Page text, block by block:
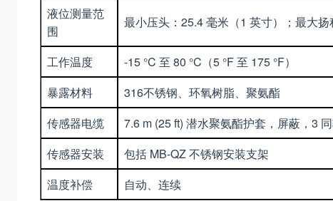
液位测量范
围
最小压头：25.4 毫米（1 英寸）；最大扬
工作温度
-15 °C 至 80 °C（5 °F 至 175 °F）
暴露材料
316不锈钢、环氧树脂、聚氨酯
传感器电缆
7.6 m (25 ft) 潜水聚氨酯护套，屏蔽，3
传感器安装
包括 MB-QZ 不锈钢安装支架
温度补偿
自动、连续